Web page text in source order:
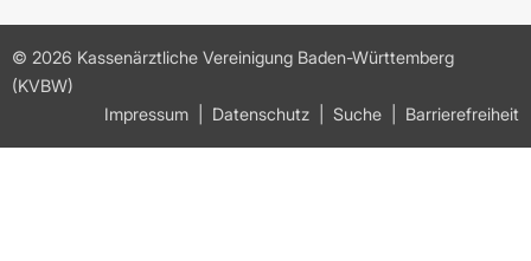
© 2026 Kassenärztliche Vereinigung Baden-Württemberg
(KVBW)
Impressum
Datenschutz Suche Barrierefreiheit